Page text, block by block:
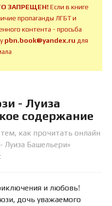
ЗАПРЕЩЕН!Если в книге
пропаганды ЛГБТ и
контента - просьба
pbn.book@yandex.ru для
- Луиза
содержание
как прочитать онлайн
Луиза Башельери»
и любовь!
дочь уважаемого